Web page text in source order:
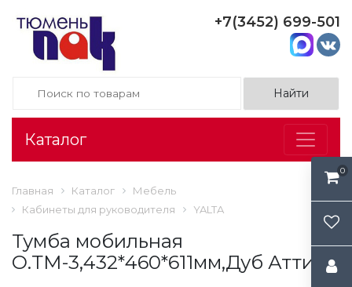
0
+7(3452) 699-501
Каталог
Главная Каталог
Мебель
Кабинеты для руководителя
YALTA
Тумба мобильная
O.ТМ-3,432*460*611мм,Дуб Аттик